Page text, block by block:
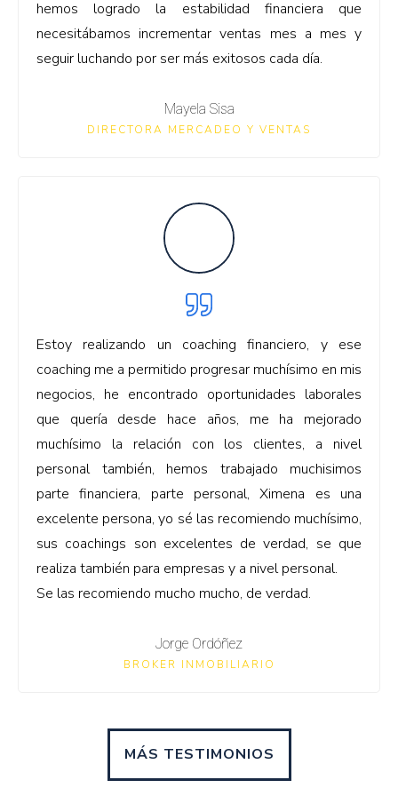
hemos logrado la estabilidad financiera que
necesitábamos incrementar ventas mes a mes y
seguir luchando por ser más exitosos cada día.
Mayela Sisa
DIRECTORA MERCADEO Y VENTAS
Estoy realizando un coaching financiero, y ese
coaching me a permitido progresar muchísimo en mis
negocios, he encontrado oportunidades laborales
que quería desde hace años, me ha mejorado
muchísimo la relación con los clientes, a nivel
personal también, hemos trabajado muchisimos
parte financiera, parte personal, Ximena es una
excelente persona, yo sé las recomiendo muchísimo,
sus coachings son excelentes de verdad, se que
realiza también para empresas y a nivel personal.
Se las recomiendo mucho mucho, de verdad.
Jorge Ordóñez
BROKER INMOBILIARIO
MÁS TESTIMONIOS